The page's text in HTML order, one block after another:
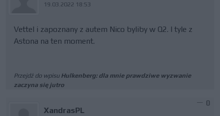
19.03.2022 18:53
Vettel i zapoznany z autem Nico byliby w Q2. I tyle z
Astona na ten moment.
Przejdź do wpisu Hulkenberg: dla mnie prawdziwe wyzwanie
zaczyna się jutro
XandrasPL
0